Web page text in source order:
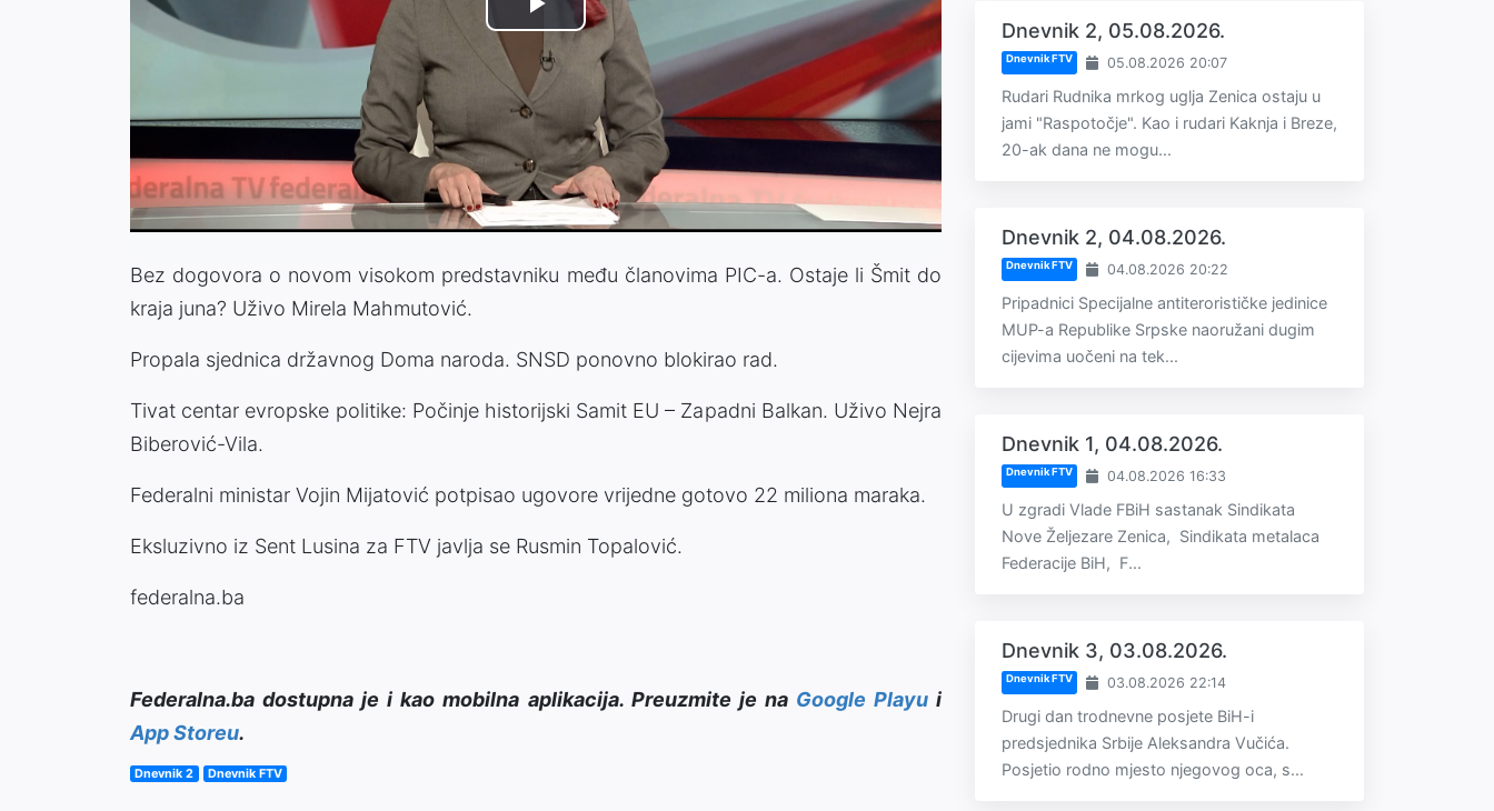
Play
Video
Bez dogovora o novom visokom predstavniku među članovima PIC-a. Ostaje li Šmit do
kraja juna? Uživo Mirela Mahmutović.
Propala sjednica državnog Doma naroda. SNSD ponovno blokirao rad.
Tivat centar evropske politike: Počinje historijski Samit EU – Zapadni Balkan. Uživo Nejra
Biberović-Vila.
Federalni ministar Vojin Mijatović potpisao ugovore vrijedne gotovo 22 miliona maraka.
Eksluzivno iz Sent Lusina za FTV javlja se Rusmin Topalović.
federalna.ba
Federalna.ba dostupna je i kao mobilna aplikacija. Preuzmite je na Google Playui
App Storeu.
Dnevnik 2 Dnevnik FTV
Dnevnik 2, 05.08.2026.
Dnevnik FTV 05.08.2026 20:07
Rudari Rudnika mrkog uglja Zenica ostaju u
jami "Raspotočje". Kao i rudari Kaknja i Breze,
20-ak dana ne mogu...
Dnevnik 2, 04.08.2026.
Dnevnik FTV 04.08.2026 20:22
Pripadnici Specijalne antiterorističke jedinice
MUP-a Republike Srpske naoružani dugim
cijevima uočeni na tek...
Dnevnik 1, 04.08.2026.
Dnevnik FTV 04.08.2026 16:33
U zgradi Vlade FBiH sastanak Sindikata
Nove Željezare Zenica, Sindikata metalaca
Federacije BiH, F...
Dnevnik 3, 03.08.2026.
Dnevnik FTV 03.08.2026 22:14
Drugi dan trodnevne posjete BiH-i
predsjednika Srbije Aleksandra Vučića.
Posjetio rodno mjesto njegovog oca, s...